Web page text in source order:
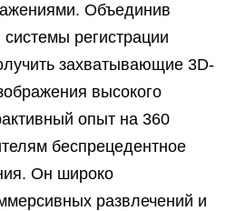
Объединив
регистрации
захватывающие 3D-
высокого
опыт на 360
беспрецедентное
Он широко
развлечений и